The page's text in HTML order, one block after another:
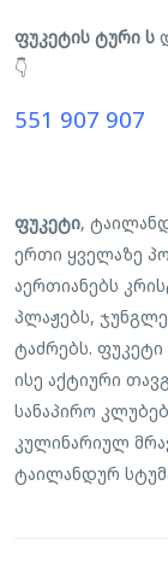
ფუკეტის ტური ს
👇
551 907 907
ფუკეტი,
ერთი ყველაზე
აერთიანებს
პლაჟებს,
ტაძრებს.
ისე აქტიური
სანაპირო
კულინარიულ
ტაილანდურ